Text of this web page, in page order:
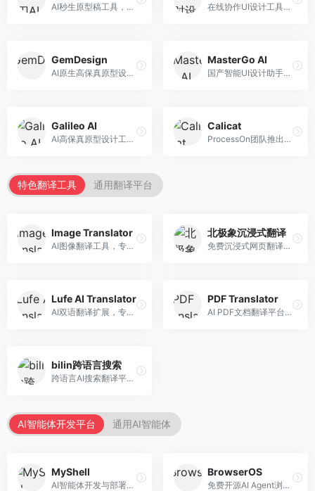
AI秒生原型稿工具，专注于快速原型设计。面向产品经理和设计师，提供原型生成、交互设计、团队协作等服务，原型制作效率高。 在线协作UI设计工具，整合AI设计功能。面向设计师和产品团队，提供界面设计、原型制作、设计资源库等服务，国产协作设计平台。
GemDesign
AI原生高保真原型设计工具，专注于智能设计生成。面向设计师，提供界面生成、设计优化、原型制作等服务，设计自动化程度高。
MasterGo AI
国产智能UI设计助手，专注于界面设计自动化。面向UI设计师，提供界面生成、组件设计、设计系统构建等服务，中文用户适配性好。
Galileo AI
AI高保真原型设计工具，专注于UI界面生成。面向设计师和产品团队，提供界面生成、交互设计、设计优化等服务，界面质量高。
Calicat
ProcessOn团队推出的产设研协作平台，整合设计与协作功能。面向产品团队，提供设计协作、文档管理、团队沟通等服务，产研协作便捷。
特色翻译工具 通用翻译平台
Image Translator
AI图像翻译工具，专注于图片文字翻译。面向设计师和电商从业者，提供图片文字识别、翻译、替换等服务，图像翻译效果好。
北极象沉浸式翻译
免费沉浸式网页翻译工具，专注于阅读体验。面向普通用户，提供网页双语翻译、文档翻译等服务，免费使用，翻译质量高。
Lufe AI Translator
AI双语翻译扩展，专注于浏览器翻译场景。面向外语内容阅读者，提供网页双语翻译、划词翻译等服务，浏览器集成便捷。
PDF Translator
AI PDF文档翻译平台，专注于文档本地化。面向商务人士，提供PDF翻译、格式保留、批量处理等服务，文档翻译专业。
bilin跨语言搜索
跨语言AI搜索翻译平台，专注于信息获取。面向研究者和内容创作者，提供跨语言搜索、内容翻译、信息整合等服务，跨语言检索能力强。
AI智能体开发平台 通用AI智能体
MyShell
AI智能体开发与部署平台，专注于语音交互智能体。面向开发者，提供语音智能体创建、部署服务、社区分享等功能，语音交互能力强。
BrowserOS
免费开源AI Agent浏览器，专注于浏览器自动化。面向开发者，提供浏览器控制、任务自动化、API接口等服务，开源免费。